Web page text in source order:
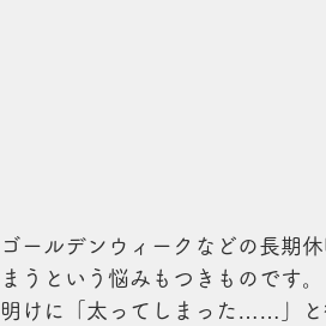
ゴールデンウィークなどの長期
まうという悩みもつきものです
明けに「太ってしまった……」と